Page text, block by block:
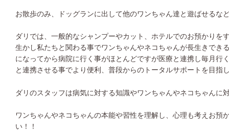
お散歩のみ、ドッグランに出して他のワンちゃん達と遊ばせるな
ダリでは、一般的なシャンプーやカット、ホテルでのお預かりを
生かし私たちと関わる事でワンちゃんやネコちゃんが長生きで
になってから病院に行く事がほとんどですが医療と連携し毎月行
と連携させる事でより便利、普段からのトータルサポートを目指
ダリのスタッフは病気に対する知識やワンちゃんやネコちゃんに
ワンちゃんやネコちゃんの本能や習性を理解し、心理も考えお預
い！！